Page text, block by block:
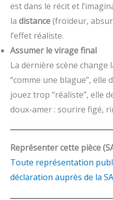
est dans le récit et
la distance(froideur,
l’effet réaliste.
Assumer le virage final
La dernière scène change
“comme une blague”, elle
jouez trop “réaliste”, elle
doux-amer : sourire figé,
Représenter cette pièce
Toute représentation
déclaration auprès de la